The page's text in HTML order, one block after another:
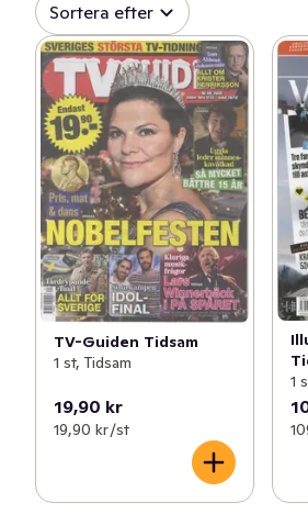
Sortera efter
TV-Guiden Tidsam
1 st, Tidsam
19,90 kr
19,90 kr /st
1